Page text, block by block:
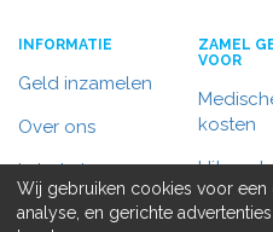
INFORMATIE
Geld inzamelen
Over ons
In het nieuws
Contact
ZAMEL
VOOR
kosten
Uitvaart
Wij gebruiken cookies voor een
analyse, en gerichte